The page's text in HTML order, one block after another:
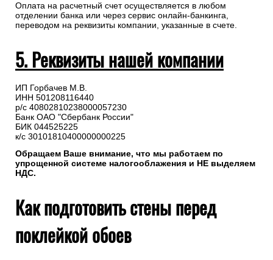
Оплата на расчетный счет осуществляется в любом
отделении банка или через сервис онлайн-банкинга,
переводом на реквизиты компании, указанные в счете.
5. Реквизиты нашей компании
ИП Горбачев М.В.
ИНН 501208116440
р/с 40802810238000057230
Банк ОАО "Сбербанк России"
БИК 044525225
к/с 30101810400000000225
Обращаем Ваше внимание, что мы работаем по
упрощенной системе налогооблажения и НЕ выделяем
НДС.
Как подготовить стены перед
поклейкой обоев